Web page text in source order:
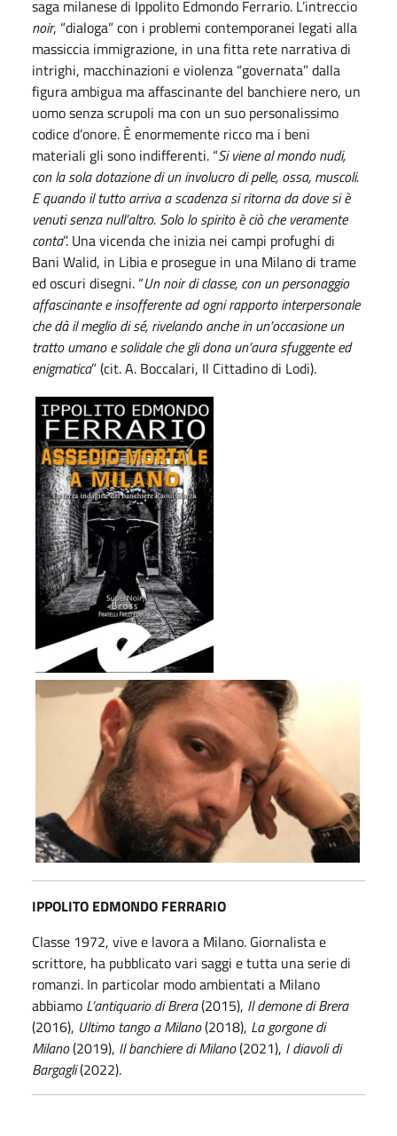
saga milanese di Ippolito Edmondo Ferrario. L’intreccio
noir, “dialoga” con i problemi contemporanei legati alla
massiccia immigrazione, in una fitta rete narrativa di
intrighi, macchinazioni e violenza “governata” dalla
figura ambigua ma affascinante del banchiere nero, un
uomo senza scrupoli ma con un suo personalissimo
codice d’onore. È enormemente ricco ma i beni
materiali gli sono indifferenti. “Si viene al mondo nudi,
con la sola dotazione di un involucro di pelle, ossa, muscoli.
E quando il tutto arriva a scadenza si ritorna da dove si è
venuti senza null’altro. Solo lo spirito è ciò che veramente
conta”. Una vicenda che inizia nei campi profughi di
Bani Walid, in Libia e prosegue in una Milano di trame
ed oscuri disegni. “Un noir di classe, con un personaggio
affascinante e insofferente ad ogni rapporto interpersonale
che dà il meglio di sé, rivelando anche in un’occasione un
tratto umano e solidale che gli dona un’aura sfuggente ed
enigmatica” (cit. A. Boccalari, Il Cittadino di Lodi).
IPPOLITO EDMONDO FERRARIO
Classe 1972, vive e lavora a Milano. Giornalista e
scrittore, ha pubblicato vari saggi e tutta una serie di
romanzi. In particolar modo ambientati a Milano
abbiamo L’antiquario di Brera(2015), Il demone di Brera
(2016), Ultimo tango a Milano(2018), La gorgone di
Milano(2019), Il banchiere di Milano(2021), I diavoli di
Bargagli(2022).